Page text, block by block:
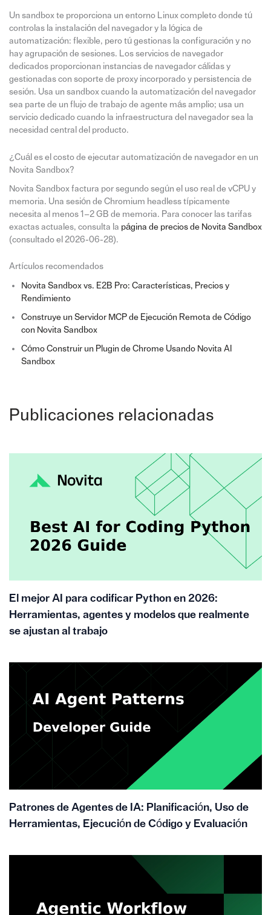
Un sandbox te proporciona un entorno Linux completo donde tú
controlas la instalación del navegador y la lógica de
automatización: flexible, pero tú gestionas la configuración y no
hay agrupación de sesiones. Los servicios de navegador
dedicados proporcionan instancias de navegador cálidas y
gestionadas con soporte de proxy incorporado y persistencia de
sesión. Usa un sandbox cuando la automatización del navegador
sea parte de un flujo de trabajo de agente más amplio; usa un
servicio dedicado cuando la infraestructura del navegador sea la
necesidad central del producto.
¿Cuál es el costo de ejecutar automatización de navegador en un
Novita Sandbox?
Novita Sandbox factura por segundo según el uso real de vCPU y
memoria. Una sesión de Chromium headless típicamente
necesita al menos 1–2 GB de memoria. Para conocer las tarifas
exactas actuales, consulta la página de precios de Novita Sandbox
(consultado el 2026-06-28).
Artículos recomendados
Novita Sandbox vs. E2B Pro: Características, Precios y
Rendimiento
Construye un Servidor MCP de Ejecución Remota de Código
con Novita Sandbox
Cómo Construir un Plugin de Chrome Usando Novita AI
Sandbox
Publicaciones relacionadas
El mejor AI para codificar Python en 2026:
Herramientas, agentes y modelos que realmente
se ajustan al trabajo
Patrones de Agentes de IA: Planificación, Uso de
Herramientas, Ejecución de Código y Evaluación